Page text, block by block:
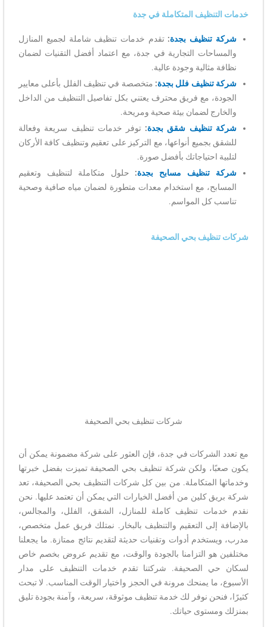
خدمات التنظيف المتكاملة في جدة
شركة تنظيف بجدة: تقدم خدمات تنظيف شاملة لجميع المنازل
والمساحات التجارية في جدة، مع اعتماد أفضل التقنيات لضمان
نظافة مثالية وجودة عالية.
شركة تنظيف فلل بجدة: متخصصة في تنظيف الفلل بأعلى معايير
الجودة، مع فريق محترف يعتني بكل تفاصيل التنظيف من الداخل
والخارج لضمان بيئة صحية ومريحة.
شركة تنظيف شقق بجدة: توفر خدمات تنظيف سريعة وفعالة
للشقق بجميع أنواعها، مع التركيز على تعقيم وتنظيف كافة الأركان
لتلبية احتياجاتك بأفضل صورة.
شركة تنظيف مسابح بجدة: حلول متكاملة لتنظيف وتعقيم
المسابح، مع استخدام معدات متطورة لضمان مياه صافية وصحية
تناسب كل المواسم.
شركات تنظيف بحي الصحيفة
شركات تنظيف بحي الصحيفة
مع تعدد الشركات في جدة، فإن العثور على شركة مضمونة يمكن أن
يكون صعبًا، ولكن شركة تنظيف بحي الصحيفة تميزت بفضل خبرتها
وخدماتها المتكاملة. من بين كل شركات التنظيف بحي الصحيفة، تعد
شركة بريق كلين من أفضل الخيارات التي يمكن أن تعتمد عليها. نحن
نقدم خدمات تنظيف كاملة للمنازل، الشقق، الفلل، والمجالس،
بالإضافة إلى التعقيم والتنظيف بالبخار. نمتلك فريق عمل متخصص،
مدرب، ويستخدم أدوات وتقنيات حديثة لتقديم نتائج ممتازة. ما يجعلنا
مختلفين هو التزامنا بالجودة والوقت، مع تقديم عروض بخصم خاص
لسكان حي الصحيفة. شركتنا تقدم خدمات التنظيف على مدار
الأسبوع، ما يمنحك مرونة في الحجز واختيار الوقت المناسب. لا تبحث
كثيرًا، فنحن نوفر لك خدمة تنظيف موثوقة، سريعة، وآمنة بجودة تليق
بمنزلك ومستوى حياتك.